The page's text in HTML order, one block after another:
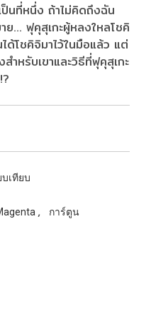
ป็นที่หนึ่ง ถ้าไม่คิดถึงฉัน
ย... ฟุคุสุเกะผู้หลงใหลโชคิ
ด้โชคิจิมาไว้ในมือแล้ว แต่
ำหรับเขาและวิธีที่ฟุคุสุเกะ
บเทียบ
, การ์ตูน